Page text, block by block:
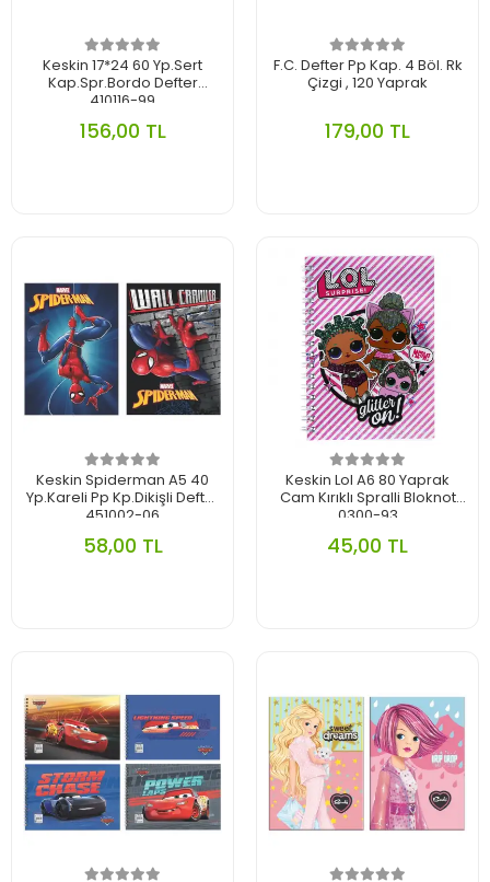
Keskin 17*24 60 Yp.Sert
Kap.Spr.Bordo Defter
410116-99
156,00 TL
F.C. Defter Pp Kap. 4 Böl. Rk
Çizgi , 120 Yaprak
179,00 TL
Keskin Spiderman A5 40
Yp.Kareli Pp Kp.Dikişli Defter
451002-06
58,00 TL
Keskin Lol A6 80 Yaprak
Cam Kırıklı Spralli Bloknot
0300-93
45,00 TL